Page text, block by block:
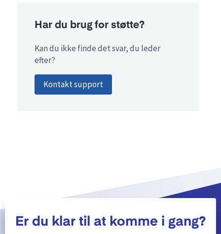
Har du brug for støtte?
Kan du ikke finde det svar, du leder
efter?
Kontakt support
Er du klar til at komme i gang?